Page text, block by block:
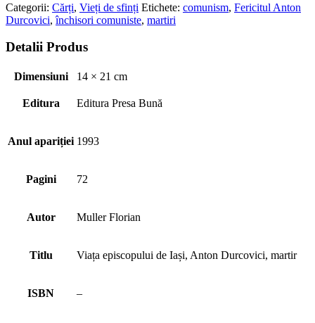
Categorii: Cărți, Vieți de sfinți Etichete: comunism, Fericitul Anton
Durcovici,închisori comuniste, martiri
Detalii Produs
Dimensiuni 14 × 21 cm
Editura Editura Presa Bună
Anul apariției 1993
Pagini 72
Autor Muller Florian
Titlu Viața episcopului de Iași, Anton Durcovici, martir
ISBN –